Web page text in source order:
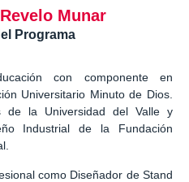
Munar
Programa
con componente en
Universitario Minuto de Dios.
de la Universidad del Valle y
Industrial de la Fundación
como Diseñador de Stand